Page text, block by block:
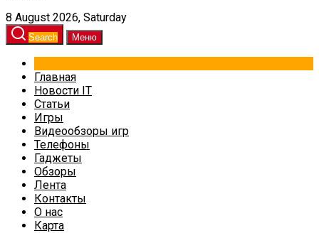
8 August 2026, Saturday
Search Меню
Главная
Новости IT
Статьи
Игры
Видеообзоры игр
Телефоны
Гаджеты
Обзоры
Лента
Контакты
О нас
Карта